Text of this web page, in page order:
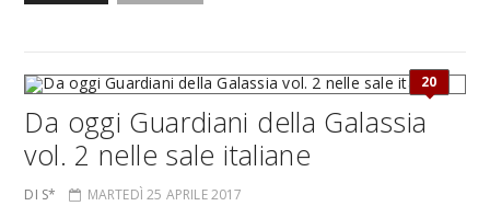
20
Da oggi Guardiani della Galassia
vol. 2 nelle sale italiane
DI S* MARTEDÌ 25 APRILE 2017